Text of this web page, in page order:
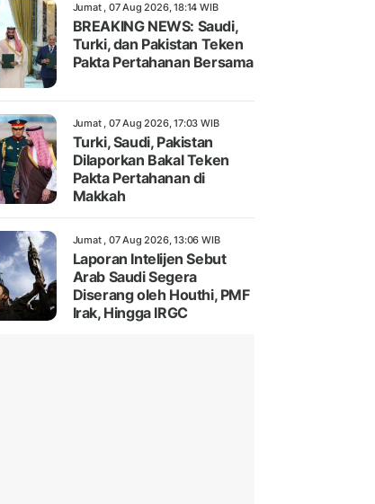
Jumat , 07 Aug 2026, 18:14 WIB
BREAKING NEWS: Saudi,
Turki, dan Pakistan Teken
Pakta Pertahanan Bersama
Jumat , 07 Aug 2026, 17:03 WIB
Turki, Saudi, Pakistan
Dilaporkan Bakal Teken
Pakta Pertahanan di
Makkah
Jumat , 07 Aug 2026, 13:06 WIB
Laporan Intelijen Sebut
Arab Saudi Segera
Diserang oleh Houthi, PMF
Irak, Hingga IRGC